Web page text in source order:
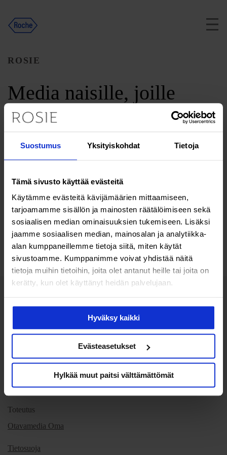
Suostumus Yksityiskohdat Tietoja
Tämä sivusto käyttää evästeitä
Käytämme evästeitä kävijämäärien mittaamiseen,
tarjoamamme sisällön ja mainosten räätälöimiseen sekä
sosiaalisen median ominaisuuksien tukemiseen. Lisäksi
jaamme sosiaalisen median, mainosalan ja analytiikka-
alan kumppaneillemme tietoja siitä, miten käytät
sivustoamme. Kumppanimme voivat yhdistää näitä
tietoja muihin tietoihin, joita olet antanut heille tai joita on
kerätty, kun olet käyttänyt heidän palvelujaan.
Hyväksy kaikki
Evästeasetukset
Hylkää muut paitsi välttämättömät
content
ROSIE
Media naisille, joille
terveys merkitsee
Rautavaje voi olla yhteydessä D-
vitamiinin puutokseen
Lisää luettavaa
Media naisille, joille terveys merkitsee.
Roche Diagnostics Oy
Toteutus
Otavamedia Oma
Tietosuoja